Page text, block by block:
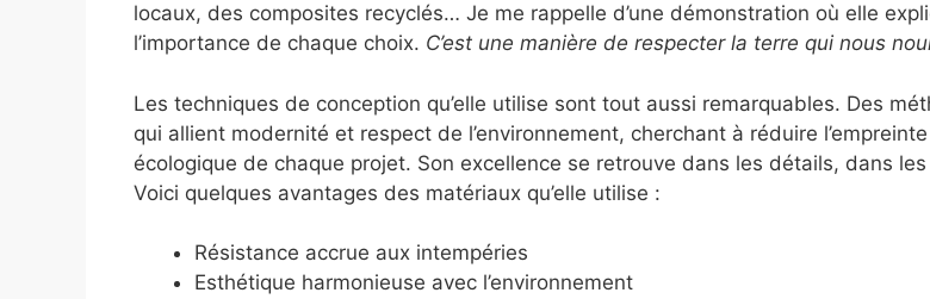
locaux, des composites recyclés… Je me rappelle d’une démonstration où elle
l’importance de chaque choix. C’est une manière de respecter la terre qui nous
Les techniques de conception qu’elle utilise sont tout aussi remarquables. Des
qui allient modernité et respect de l’environnement, cherchant à réduire l’empreinte
écologique de chaque projet. Son excellence se retrouve dans les détails, dans
Voici quelques avantages des matériaux qu’elle utilise :
Résistance accrue aux intempéries
Esthétique harmonieuse avec l’environnement